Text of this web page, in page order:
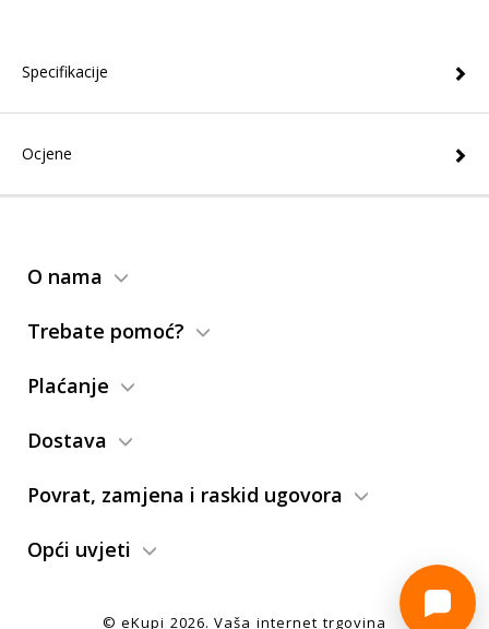
Specifikacije
Ocjene
O nama
Trebate pomoć?
Plaćanje
Dostava
Povrat, zamjena i raskid ugovora
Opći uvjeti
© eKupi 2026. Vaša internet trgovina